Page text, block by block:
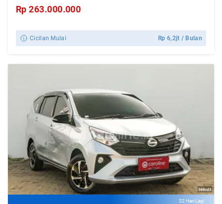
Rp263.000.000
Cicilan Mulai Rp6,2jt / Bulan
22 Hari Lagi